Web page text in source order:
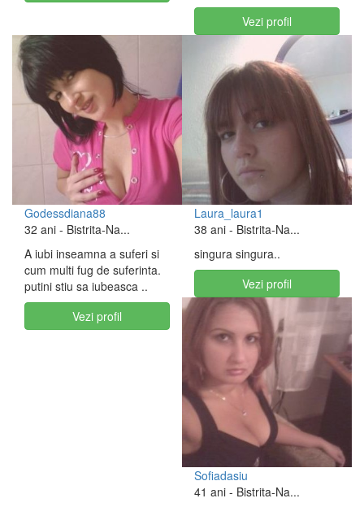
Vezi profil
Godessdiana88
32 ani - Bistrita-Na...
A iubi inseamna a suferi si
cum multi fug de suferinta.
putini stiu sa iubeasca ..
Vezi profil
Laura_laura1
38 ani - Bistrita-Na...
singura singura..
Vezi profil
Sofiadasiu
41 ani - Bistrita-Na...